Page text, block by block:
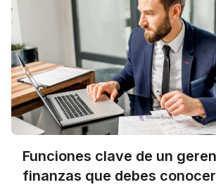
Funciones clave de un
finanzas que debes conocer